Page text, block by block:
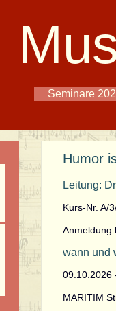
Seminare
Humor
Leitung:
Kurs-Nr. A/
Anmeldung
wann und
09.10.2026
MARITIM